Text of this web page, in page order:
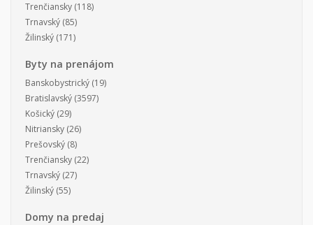
Trenčiansky (118)
Trnavský (85)
Žilinský (171)
Byty na prenájom
Banskobystrický (19)
Bratislavský (3597)
Košický (29)
Nitriansky (26)
Prešovský (8)
Trenčiansky (22)
Trnavský (27)
Žilinský (55)
Domy na predaj